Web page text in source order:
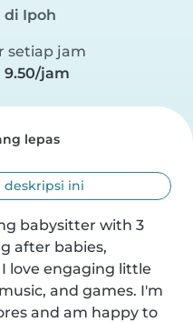
di Ipoh
setiap jam
9.50/jam
lepas
deskripsi ini
babysitter with 3
after babies,
love engaging little
and games. I'm
and am happy to